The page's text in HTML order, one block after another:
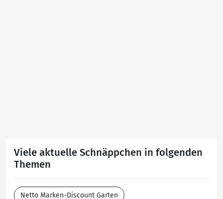
Viele aktuelle Schnäppchen in folgenden
Themen
Netto Marken-Discount Garten